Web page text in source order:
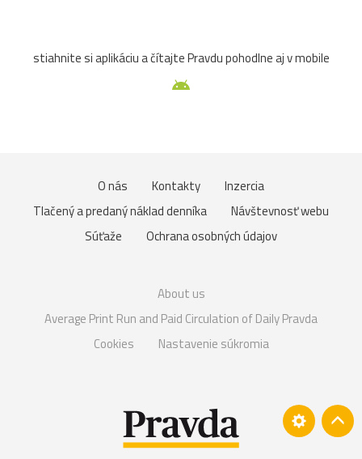
stiahnite si aplikáciu a čítajte Pravdu pohodlne aj v mobile
O nás Kontakty
Inzercia
Tlačený a predaný náklad denníka
Návštevnosť webu
Súťaže
Ochrana osobných údajov
About us
Average Print Run and Paid Circulation of Daily Pravda
Cookies
Nastavenie súkromia